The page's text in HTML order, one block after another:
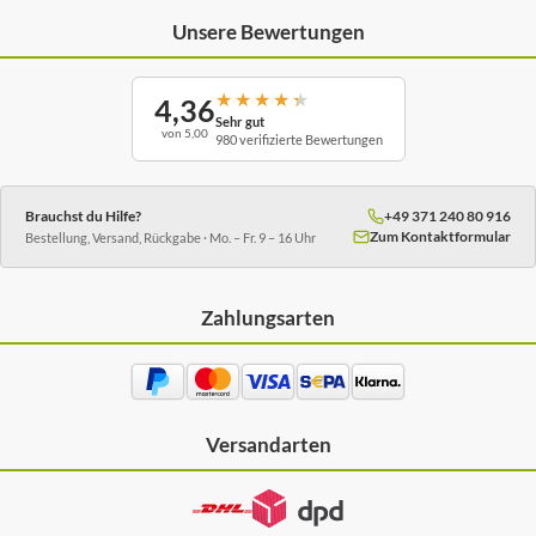
Unsere Bewertungen
4,36
von 5,00
★ ★ ★ ★ ★
Sehr gut
980 verifizierte Bewertungen
Brauchst du Hilfe?
Bestellung, Versand, Rückgabe · Mo. – Fr. 9 – 16 Uhr
+49 371 240 80 916
Zum Kontaktformular
Zahlungsarten
Versandarten